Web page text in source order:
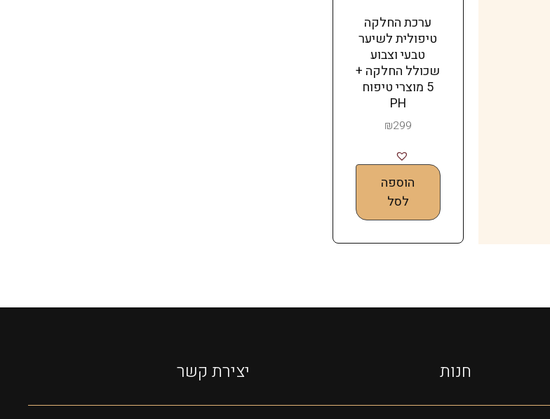
ערכת החלקה
טיפולית לשיער
טבעי וצבוע
שכולל החלקה +
5 מוצרי טיפוח
PH
₪299
הוספה
לסל
חנות יצירת קשר